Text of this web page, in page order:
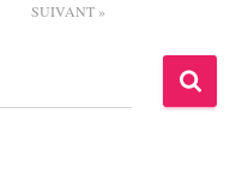
SUIVANT